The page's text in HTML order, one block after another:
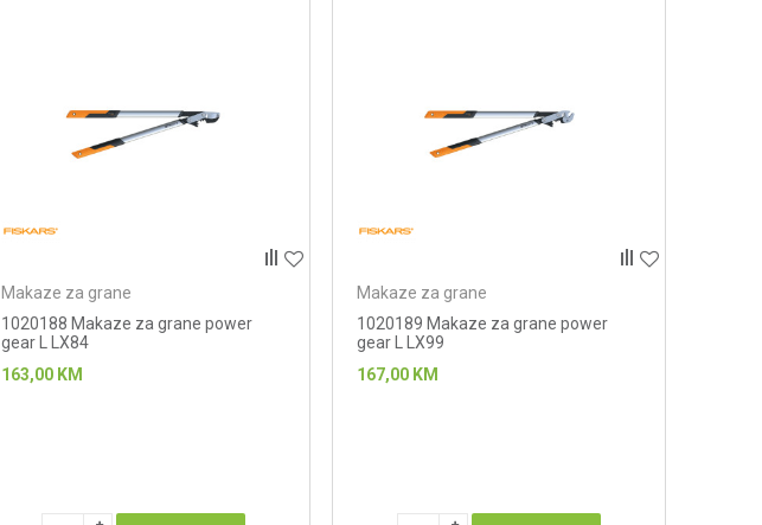
Makaze za grane
1020188 Makaze za grane power
gear L LX84
163,00 KM
Makaze za grane
1020189 Makaze za grane power
gear L LX99
167,00 KM